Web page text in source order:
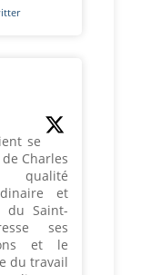
se
Charles
et
du Saint-
ses
et le
du travail